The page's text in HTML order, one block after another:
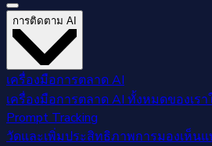
การติดตาม AI
เครื่องมือการตลาด AI
เครื่องมือการตลาด AI ทั้งหมดของเรา
Prompt Tracking
วัดและเพิ่มประสิทธิภาพการมองเห็น